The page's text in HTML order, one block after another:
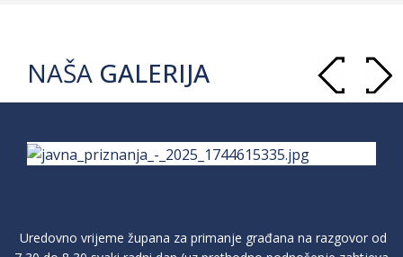
NAŠA GALERIJA
Uredovno vrijeme župana za primanje građana na razgovor od